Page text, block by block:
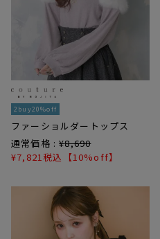
2buy20%off
ファーショルダートップス
通常価格 : ¥8,690
¥7,821税込 【10%off】